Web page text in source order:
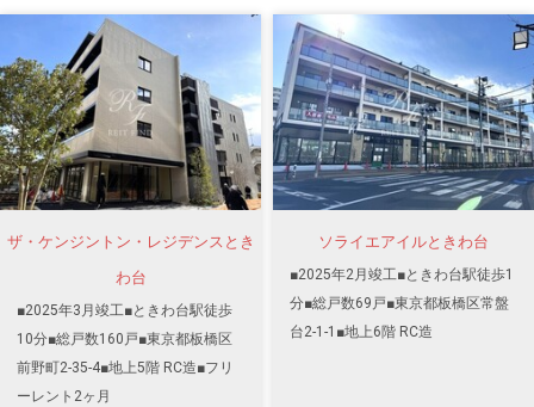
ザ・ケンジントン・レジデンスとき
わ台
■2025年3月竣工■ときわ台駅徒歩
10分■総戸数160戸■東京都板橋区
前野町2-35-4■地上5階 RC造■フリ
ーレント2ヶ月
ソライエアイルときわ台
■2025年2月竣工■ときわ台駅徒歩1
分■総戸数69戸■東京都板橋区常盤
台2-1-1■地上6階 RC造